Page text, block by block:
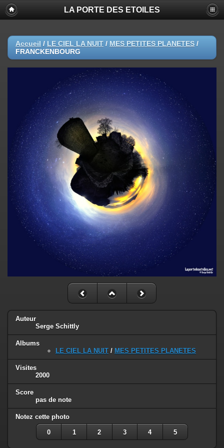
LA PORTE DES ETOILES
Accueil / LE CIEL LA NUIT / MES PETITES PLANETES /
FRANCKENBOURG
Auteur
Serge Schittly
Albums
LE CIEL LA NUIT / MES PETITES PLANETES
Visites
2000
Score
pas de note
Notez cette photo
0 1 2 3 4 5